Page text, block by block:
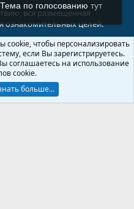
вся размещенная
ознакомительных целей.
охота, дайвинг, туризм
Тема по голосованию тут
cookie, чтобы персонализировать
если Вы зарегистрируетесь.
соглашаетесь на использование
cookie.
больше...